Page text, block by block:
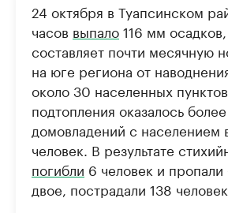
24 октября в Туапсинском
часов выпало116 мм
составляет почти месячную
на юге региона от
около 30 населенных
подтопления оказалось
домовладений с населением
человек. В результате
погибли 6 человек и пропали
двое, пострадали 138 человек.